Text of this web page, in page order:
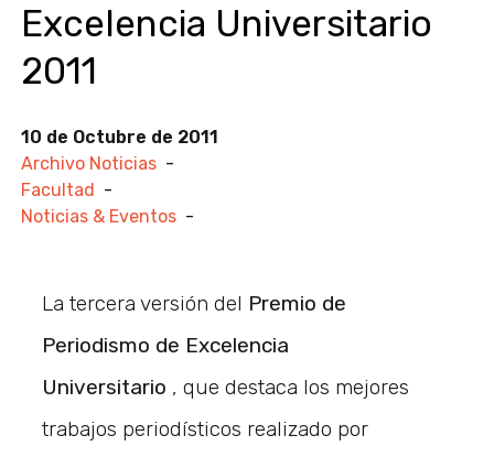
Excelencia Universitario
2011
10 de Octubre de 2011
Archivo Noticias -
Facultad
-
Noticias & Eventos -
La tercera versión del Premio de
Periodismo de Excelencia
Universitario , que destaca los mejores
trabajos periodísticos realizado por